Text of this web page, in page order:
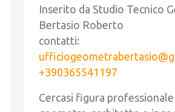
Inserito da Studio Tecnico
Bertasio Roberto
contatti:
+390365541197
Cercasi figura